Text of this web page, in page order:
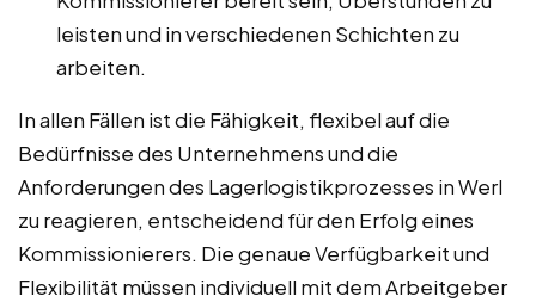
leisten und in verschiedenen Schichten zu
arbeiten.
In allen Fällen ist die Fähigkeit, flexibel auf die
Bedürfnisse des Unternehmens und die
Anforderungen des Lagerlogistikprozesses in Werl
zu reagieren, entscheidend für den Erfolg eines
Kommissionierers. Die genaue Verfügbarkeit und
Flexibilität müssen individuell mit dem Arbeitgeber